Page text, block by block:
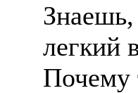
легкий
Почему